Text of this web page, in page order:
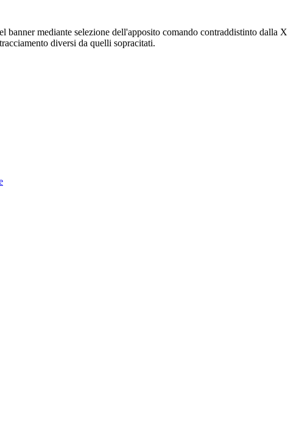
mediante selezione dell'apposito comando contraddistinto dalla
diversi da quelli sopracitati.